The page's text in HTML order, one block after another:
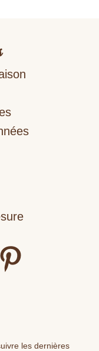
les dernières
Instagram